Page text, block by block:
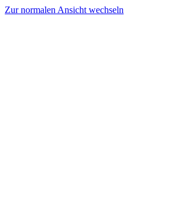
Zur normalen Ansicht wechseln